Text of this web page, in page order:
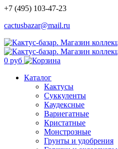
+7 (495) 103-47-23
cactusbazar@mail.ru
0 руб
Каталог
Кактусы
Суккуленты
Каудексные
Вариегатные
Кристатные
Монстрозные
Грунты и удобрения